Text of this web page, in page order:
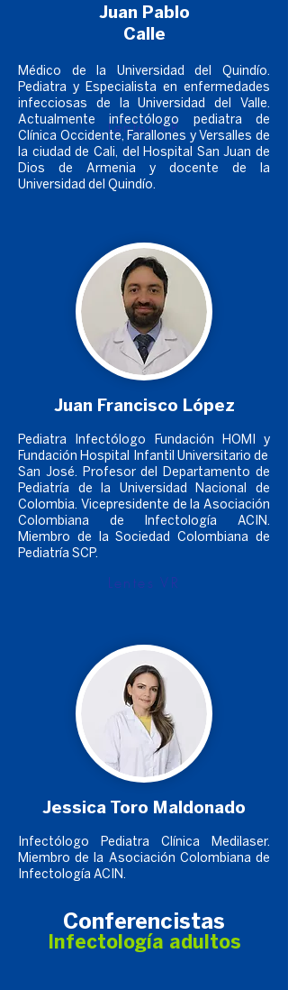
Juan Pablo
Calle
Lentes VR
Médico de la Universidad del Quindío.
Pediatra y Especialista en enfermedades
infecciosas de la Universidad del Valle.
Actualmente infectólogo pediatra de
Clínica Occidente, Farallones y Versalles de
la ciudad de Cali, del Hospital San Juan de
Dios de Armenia y docente de la
Universidad del Quindío.
Juan Francisco López
Pediatra Infectólogo Fundación HOMI y
Fundación Hospital Infantil Universitario de
San José. Profesor del Departamento de
Pediatría de la Universidad Nacional de
Colombia. Vicepresidente de la Asociación
Colombiana de Infectología ACIN.
Miembro de la Sociedad Colombiana de
Pediatría SCP.
Lentes VR
Jessica Toro Maldonado
Infectólogo Pediatra Clínica Medilaser.
Miembro de la Asociación Colombiana de
Infectología ACIN.
Conferencistas
Infectología adultos